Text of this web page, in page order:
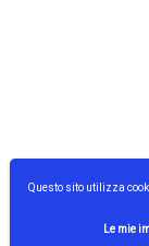
Questo sito utilizza
Le mie